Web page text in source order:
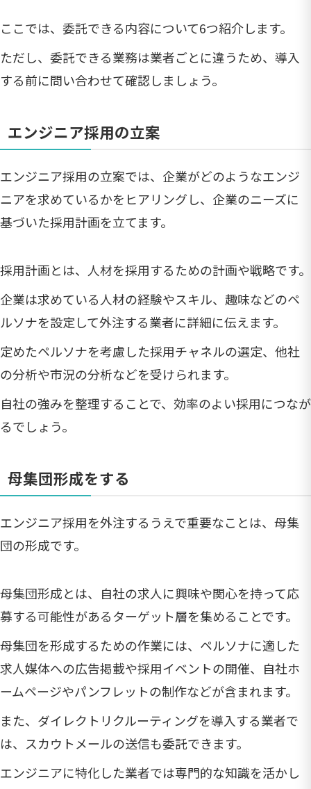
ここでは、委託できる内容について6つ紹介します。
ただし、委託できる業務は業者ごとに違うため、導入
する前に問い合わせて確認しましょう。
エンジニア採用の立案
エンジニア採用の立案では、企業がどのようなエンジ
ニアを求めているかをヒアリングし、企業のニーズに
基づいた採用計画を立てます。
採用計画とは、人材を採用するための計画や戦略です。
企業は求めている人材の経験やスキル、趣味などのペ
ルソナを設定して外注する業者に詳細に伝えます。
定めたペルソナを考慮した採用チャネルの選定、他社
の分析や市況の分析などを受けられます。
自社の強みを整理することで、効率のよい採用につなが
るでしょう。
母集団形成をする
エンジニア採用を外注するうえで重要なことは、母集
団の形成です。
母集団形成とは、自社の求人に興味や関心を持って応
募する可能性があるターゲット層を集めることです。
母集団を形成するための作業には、ペルソナに適した
求人媒体への広告掲載や採用イベントの開催、自社ホ
ームページやパンフレットの制作などが含まれます。
また、ダイレクトリクルーティングを導入する業者で
は、スカウトメールの送信も委託できます。
エンジニアに特化した業者では専門的な知識を活かし